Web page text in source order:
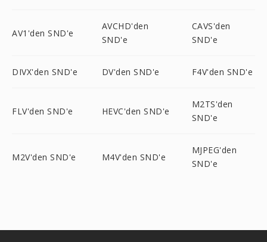
AV1'den SND'e
AVCHD'den
SND'e
CAVS'den
SND'e
DIVX'den SND'e DV'den SND'e F4V'den SND'e
FLV'den SND'e HEVC'den SND'e
M2TS'den
SND'e
M2V'den SND'e M4V'den SND'e
MJPEG'den
SND'e